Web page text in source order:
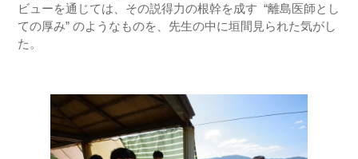
ビューを通じては、その説得力の根幹を成す “離島医師とし
ての厚み” のようなものを、先生の中に垣間見られた気がし
た。